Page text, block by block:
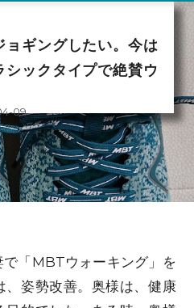
ョギングしたい。今は
シックタイプで絶賛ウ
09
「MBTウォーキング」を
、姿勢改善。奥様は、健康